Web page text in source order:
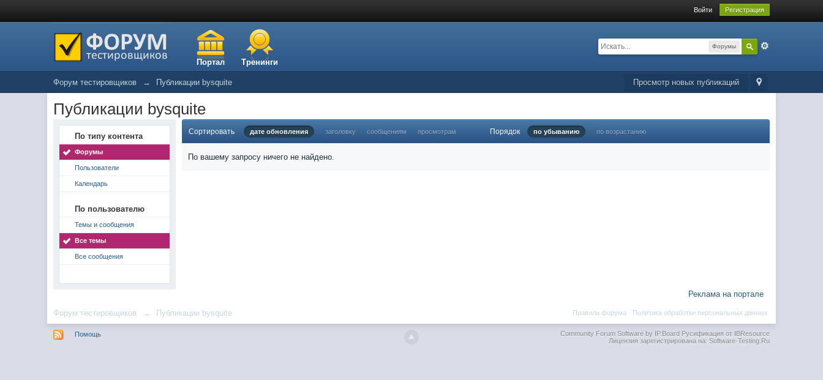
Войти Регистрация
Портал Тренинги
Форумы
Просмотр новых публикаций
Форум тестировщиков → Публикации bysquite
Публикации bysquite
По типу контента
Форумы
Пользователи
Календарь
По пользователю
Темы и сообщения
Все темы
Все сообщения
Сортировать дате обновления заголовку сообщениям просмотрам Порядок по убыванию по возрастанию
По вашему запросу ничего не найдено.
Реклама на портале
Форум тестировщиков → Публикации bysquite Политика обработки персональных данных
Правила форума ·
Помощь Community Forum Software by IP.BoardРусификация от IBResource
Лицензия зарегистрирована на: Software-Testing.Ru